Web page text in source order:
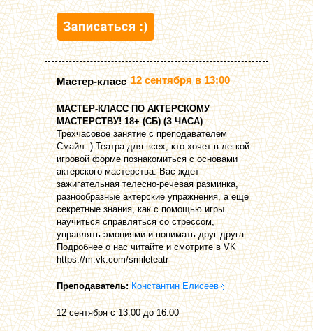
Мастер-класс 12 сентября в 13:00
МАСТЕР-КЛАСС ПО АКТЕРСКОМУ
МАСТЕРСТВУ! 18+ (СБ) (З ЧАСА)
Трехчасовое занятие с преподавателем
Смайл :) Театра для всех, кто хочет в легкой
игровой форме познакомиться с основами
актерского мастерства. Вас ждет
зажигательная телесно-речевая разминка,
разнообразные актерские упражнения, а еще
секретные знания, как с помощью игры
научиться справляться со стрессом,
управлять эмоциями и понимать друг друга.
Подробнее о нас читайте и смотрите в VK
https://m.vk.com/smileteatr
Преподаватель: Константин Елисеев
12 сентября с 13.00 до 16.00